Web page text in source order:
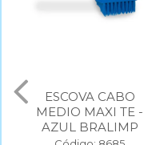
ESCOVA CABO
MEDIO MAXI TE -
AZUL BRALIMP